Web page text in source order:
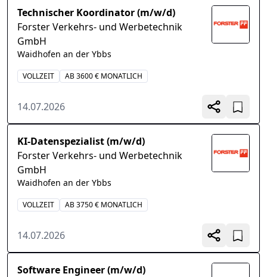
Technischer Koordinator (m/w/d)
Forster Verkehrs- und Werbetechnik
GmbH
Waidhofen an der Ybbs
VOLLZEIT AB 3600 € MONATLICH
14.07.2026
KI-Datenspezialist (m/w/d)
Forster Verkehrs- und Werbetechnik
GmbH
Waidhofen an der Ybbs
VOLLZEIT AB 3750 € MONATLICH
14.07.2026
Software Engineer (m/w/d)